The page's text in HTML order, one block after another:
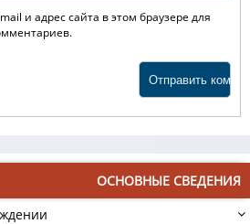
и адрес сайта в этом браузере для
ОСНОВНЫЕ СВЕДЕНИЯ